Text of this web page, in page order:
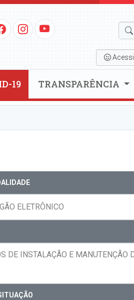
19 TRANSPARÊNCIA
ELETRÔNICO
DE INSTALAÇÃO E MANUTENÇÃO